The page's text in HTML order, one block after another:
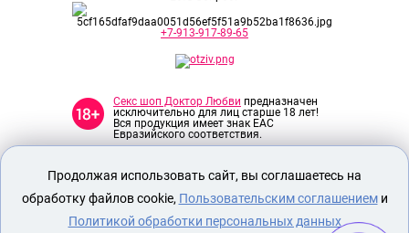
+7-913-917-89-65
Секс шоп Доктор Любви предназначен
исключительно для лиц старше 18 лет!
Вся продукция имеет знак EAC
Евразийского соответствия.
О МАГАЗИНЕ
ОПЛАТА И ДОСТАВКА
Продолжая использовать сайт, вы соглашаетесь на
обработку файлов cookie, Пользовательским соглашениеми
Политикой обработки персональных данных